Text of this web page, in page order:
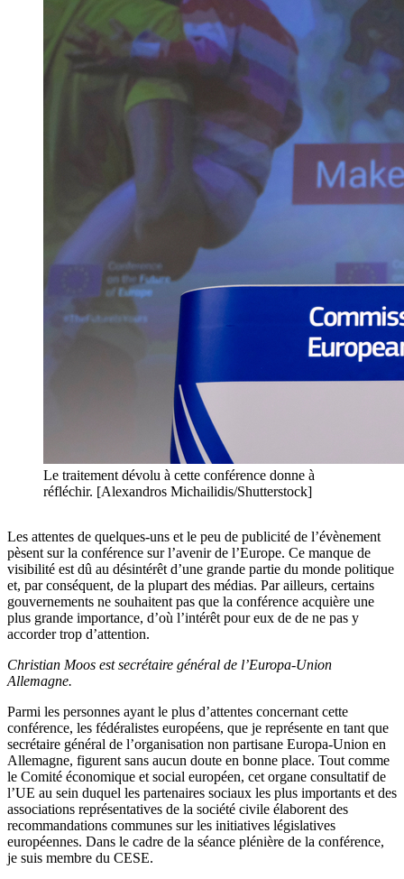
Le traitement dévolu à cette conférence donne à
réfléchir. [Alexandros Michailidis/Shutterstock]
Les attentes de quelques-uns et le peu de publicité de l’évènement
pèsent sur la conférence sur l’avenir de l’Europe. Ce manque de
visibilité est dû au désintérêt d’une grande partie du monde politique
et, par conséquent, de la plupart des médias. Par ailleurs, certains
gouvernements ne souhaitent pas que la conférence acquière une
plus grande importance, d’où l’intérêt pour eux de de ne pas y
accorder trop d’attention.
Christian Moos est secrétaire général de l’Europa-Union
Allemagne.
Parmi les personnes ayant le plus d’attentes concernant cette
conférence, les fédéralistes européens, que je représente en tant que
secrétaire général de l’organisation non partisane Europa-Union en
Allemagne, figurent sans aucun doute en bonne place. Tout comme
le Comité économique et social européen, cet organe consultatif de
l’UE au sein duquel les partenaires sociaux les plus importants et des
associations représentatives de la société civile élaborent des
recommandations communes sur les initiatives législatives
européennes. Dans le cadre de la séance plénière de la conférence,
je suis membre du CESE.